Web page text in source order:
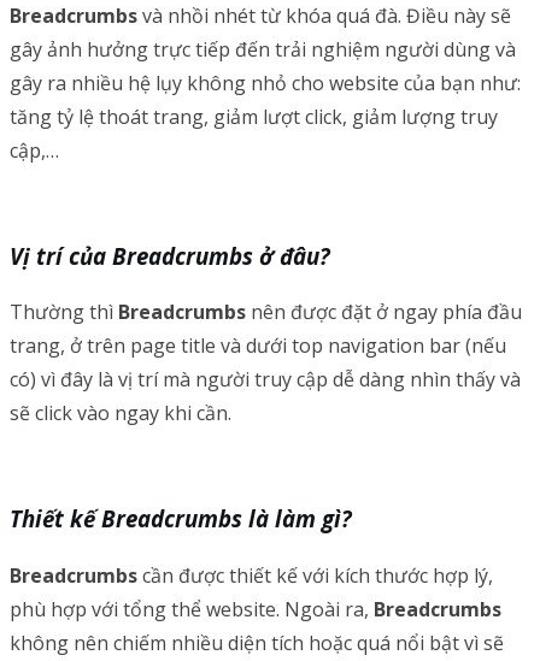
Breadcrumbsvà nhồi nhét từ khóa quá đà. Điều này sẽ
gây ảnh hưởng trực tiếp đến trải nghiệm người dùng và
gây ra nhiều hệ lụy không nhỏ cho website của bạn như:
tăng tỷ lệ thoát trang, giảm lượt click, giảm lượng truy
cập,…
Vị trí của Breadcrumbs ở đâu?
Thường thì Breadcrumbs nên được đặt ở ngay phía đầu
trang, ở trên page title và dưới top navigation bar (nếu
có) vì đây là vị trí mà người truy cập dễ dàng nhìn thấy và
sẽ click vào ngay khi cần.
Thiết kế Breadcrumbs là làm gì?
Breadcrumbscần được thiết kế với kích thước hợp lý,
phù hợp với tổng thể website. Ngoài ra, Breadcrumbs
không nên chiếm nhiều diện tích hoặc quá nổi bật vì sẽ